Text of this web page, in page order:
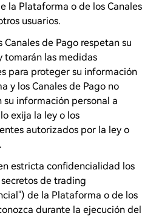
la Plataforma o de los Canales
usuarios.
de Pago respetan su
tomarán las medidas
para proteger su información
y los Canales de Pago no
información personal a
exija la ley o los
autorizados por la ley o
estricta confidencialidad los
de trading
de la Plataforma o de los
durante la ejecución del